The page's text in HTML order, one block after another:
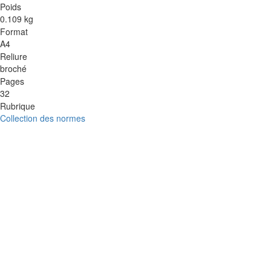
Poids
0.109 kg
Format
A4
Reliure
broché
Pages
32
Rubrique
Collection des normes